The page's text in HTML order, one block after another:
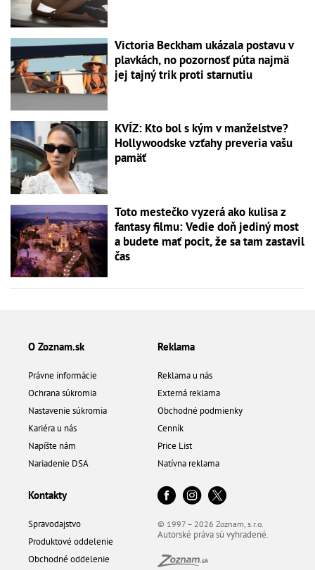
Victoria Beckham ukázala postavu v
plavkách, no pozornosť púta najmä
jej tajný trik proti starnutiu
KVÍZ: Kto bol s kým v manželstve?
Hollywoodske vzťahy preveria vašu
pamäť
Toto mestečko vyzerá ako kulisa z
fantasy filmu: Vedie doň jediný most
a budete mať pocit, že sa tam zastavil
čas
O Zoznam.sk
Právne informácie
Ochrana súkromia
Nastavenie súkromia
Kariéra u nás
Napíšte nám
Nariadenie DSA
Reklama
Reklama u nás
Externá reklama
Obchodné podmienky
Cenník
Price List
Natívna reklama
Kontakty
Spravodajstvo
Produktové oddelenie
Obchodné oddelenie
© 1997 – 2026 Zoznam, s.r.o.
Autorské práva sú vyhradené.